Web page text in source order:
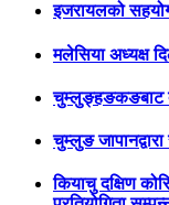
इजरायलको
मलेसिया अध्यक्ष
चुम्लुङ्हङकङबाट
चुम्लुङ
कियाचु दक्षिण